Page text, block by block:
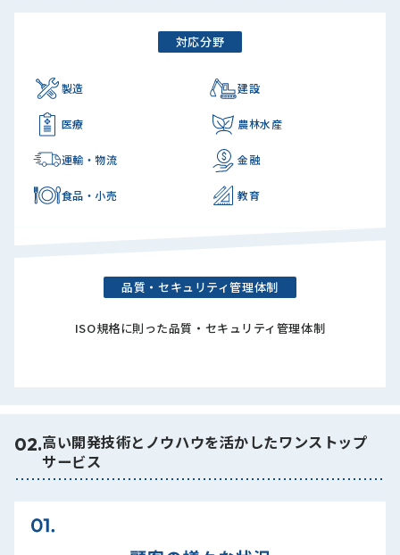
対応分野
製造 建設
医療 農林水産
運輸・物流 金融
食品・小売 教育
品質・セキュリティ管理体制
ISO規格に則った品質・セキュリティ管理体制
02.高い開発技術とノウハウを活かしたワンストップ
サービス